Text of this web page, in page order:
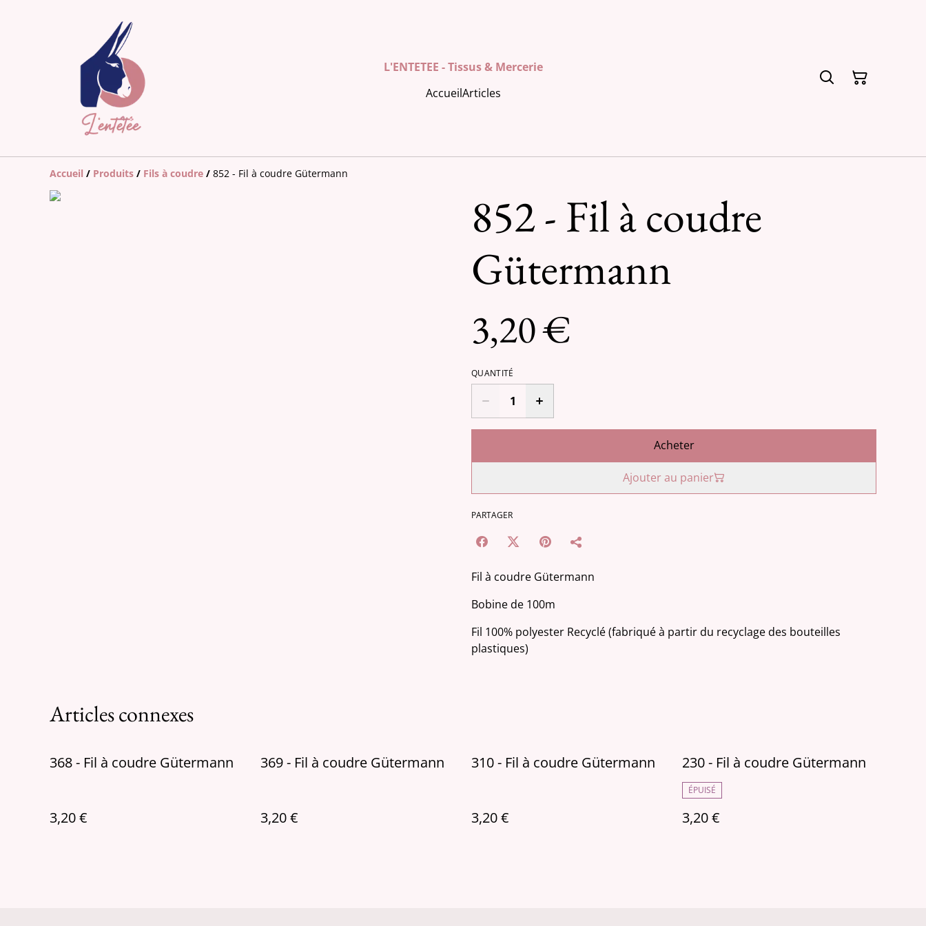
L'ENTETEE - Tissus & Mercerie
AccueilArticles
Accueil / Produits / Fils à coudre / 852 - Fil à coudre Gütermann
852 - Fil à coudre
Gütermann
3,20 €
QUANTITÉ
Acheter
Ajouter au panier
PARTAGER
Fil à coudre Gütermann
Bobine de 100m
Fil 100% polyester Recyclé (fabriqué à partir du recyclage des bouteilles
plastiques)
Articles connexes
368 - Fil à coudre Gütermann
3,20 €
369 - Fil à coudre Gütermann
3,20 €
310 - Fil à coudre Gütermann
3,20 €
230 - Fil à coudre Gütermann
ÉPUISÉ
3,20 €